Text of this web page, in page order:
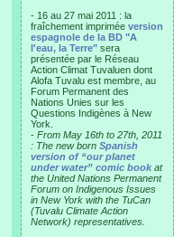
- 16 au 27 mai 2011 : la
fraîchement imprimée version
espagnole de la BD "A
l'eau, la Terre" sera
présentée par le Réseau
Action Climat Tuvaluen dont
Alofa Tuvalu est membre, au
Forum Permanent des
Nations Unies sur les
Questions Indigènes à New
York.
- From May 16th to 27th, 2011
: The new born Spanish
version of “our planet
under water” comic book at
the United Nations Permanent
Forum on Indigenous Issues
in New York with the TuCan
(Tuvalu Climate Action
Network) representatives.